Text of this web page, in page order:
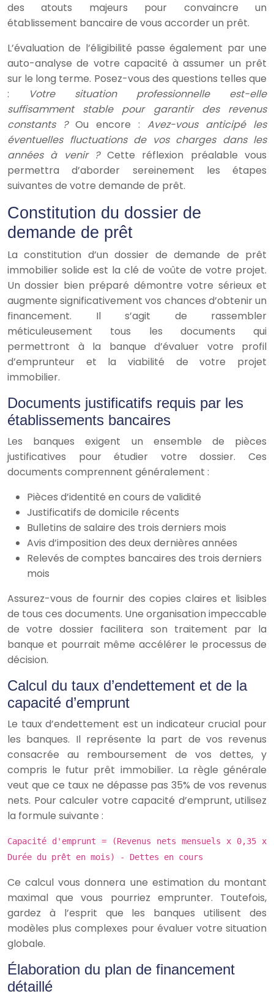
des atouts majeurs pour convaincre un
établissement bancaire de vous accorder un prêt.
L’évaluation de l’éligibilité passe également par une
auto-analyse de votre capacité à assumer un prêt
sur le long terme. Posez-vous des questions telles que
:
Votre situation professionnelle est-elle
suffisamment stable pour garantir des revenus
constants ? Ou encore : Avez-vous anticipé les
éventuelles fluctuations de vos charges dans les
années à venir ? Cette réflexion préalable vous
permettra d’aborder sereinement les étapes
suivantes de votre demande de prêt.
Constitution du dossier de
demande de prêt
La constitution d’un dossier de demande de prêt
immobilier solide est la clé de voûte de votre projet.
Un dossier bien préparé démontre votre sérieux et
augmente significativement vos chances d’obtenir un
financement. Il s’agit de rassembler
méticuleusement tous les documents qui
permettront à la banque d’évaluer votre profil
d’emprunteur et la viabilité de votre projet
immobilier.
Documents justificatifs requis par les
établissements bancaires
Les banques exigent un ensemble de pièces
justificatives pour étudier votre dossier. Ces
documents comprennent généralement :
Pièces d’identité en cours de validité
Justificatifs de domicile récents
Bulletins de salaire des trois derniers mois
Avis d’imposition des deux dernières années
Relevés de comptes bancaires des trois derniers
mois
Assurez-vous de fournir des copies claires et lisibles
de tous ces documents. Une organisation impeccable
de votre dossier facilitera son traitement par la
banque et pourrait même accélérer le processus de
décision.
Calcul du taux d’endettement et de la
capacité d’emprunt
Le taux d’endettement est un indicateur crucial pour
les banques. Il représente la part de vos revenus
consacrée au remboursement de vos dettes, y
compris le futur prêt immobilier. La règle générale
veut que ce taux ne dépasse pas 35% de vos revenus
nets. Pour calculer votre capacité d’emprunt, utilisez
la formule suivante :
Capacité d'emprunt = (Revenus nets mensuels x 0,35 x
Durée du prêt en mois) - Dettes en cours
Ce calcul vous donnera une estimation du montant
maximal que vous pourriez emprunter. Toutefois,
gardez à l’esprit que les banques utilisent des
modèles plus complexes pour évaluer votre situation
globale.
Élaboration du plan de financement
détaillé